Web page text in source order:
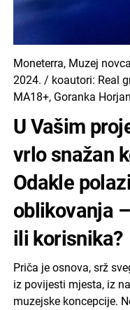
Moneterra, Muzej
2024. / koautori: Real
MA18+, Goranka
U Vašim
vrlo snažan
Odakle
oblikovanja
ili korisnika?
Priča je osnova, srž
iz povijesti mjesta, iz
muzejske koncepcije.